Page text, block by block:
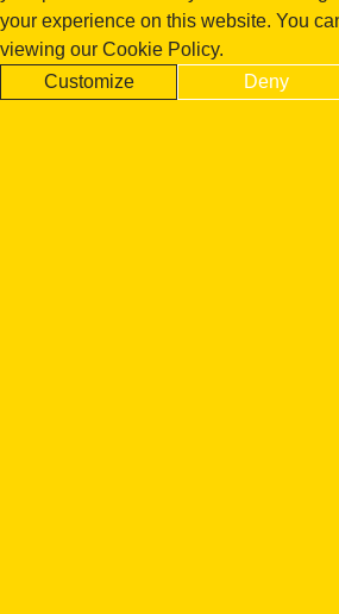
your experience on this website. You
viewing our Cookie Policy.
Customize
Deny